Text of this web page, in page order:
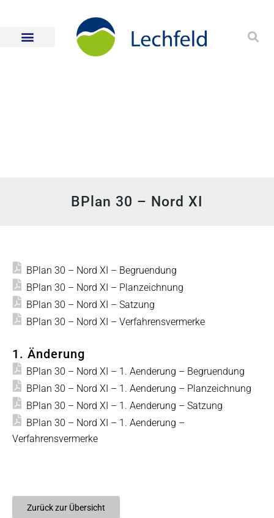
BPlan 30 – Nord XI
BPlan 30 – Nord XI – Begruendung
BPlan 30 – Nord XI – Planzeichnung
BPlan 30 – Nord XI – Satzung
BPlan 30 – Nord XI – Verfahrensvermerke
1. Änderung
BPlan 30 – Nord XI – 1. Aenderung – Begruendung
BPlan 30 – Nord XI – 1. Aenderung – Planzeichnung
BPlan 30 – Nord XI – 1. Aenderung – Satzung
BPlan 30 – Nord XI – 1. Aenderung –
Verfahrensvermerke
Zurück zur Übersicht